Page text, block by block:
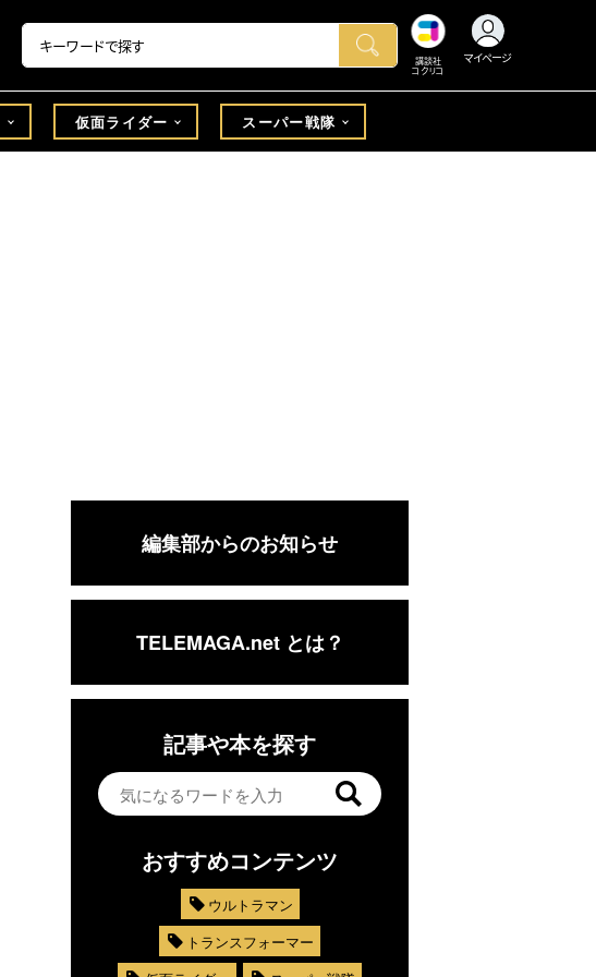
講談社
コクリコ
マイページ
仮面ライダー スーパー戦隊
編集部からのお知らせ
TELEMAGA.net とは？
記事や本を探す
おすすめコンテンツ
ウルトラマン
トランスフォーマー